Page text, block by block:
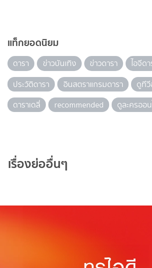
แท็กยอดนิยม
ดารา ข่าวบันเทิง ข่าวดารา
ไอจีด
ประวัติดารา
อินสตราแกรมดารา
ดูที
ดาราเดลี่
recommended ดูละครออ
เรื่องย่ออื่นๆ